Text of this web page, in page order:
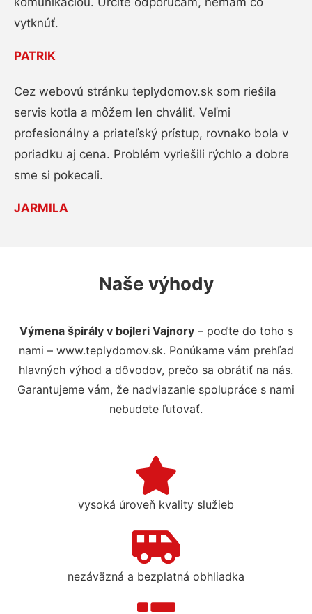
vytknúť.
PATRIK
Cez webovú stránku teplydomov.sk som riešila
servis kotla a môžem len chváliť. Veľmi
profesionálny a priateľský prístup, rovnako bola v
poriadku aj cena. Problém vyriešili rýchlo a dobre
sme si pokecali.
JARMILA
Naše výhody
Výmena špirály v bojleri Vajnory– poďte do toho s
nami – www.teplydomov.sk. Ponúkame vám prehľad
hlavných výhod a dôvodov, prečo sa obrátiť na nás.
Garantujeme vám, že nadviazanie spolupráce s nami
nebudete ľutovať.
vysoká úroveň kvality služieb
nezáväzná a bezplatná obhliadka